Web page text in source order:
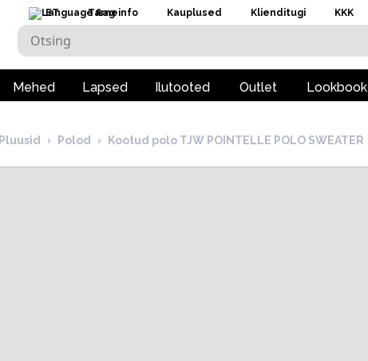
ET Tarneinfo Kauplused Klienditugi KKK
Mehed Lapsed Ilutooted Outlet Lookbook
Pluusid › Polod › Kootud polo TJW POINTELLE POLO SWEATER